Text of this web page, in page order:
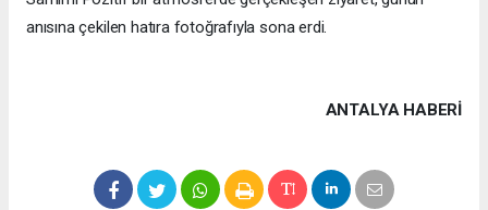
anısına çekilen hatıra fotoğrafıyla sona erdi.
ANTALYA HABERİ